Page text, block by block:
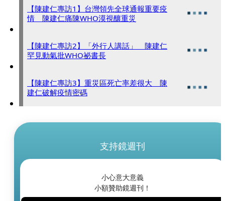
【陳建仁專訪1】台灣領先全球通報重要疫
情 陳建仁痛陳WHO漠視釀重災
【陳建仁專訪2】「外行人講話」 陳建仁
罕見動氣批WHO祕書長
【陳建仁專訪3】重災區死亡率差很大 陳
建仁破解疫情密碼
支持鏡週刊
小心意大意義
小額贊助鏡週刊！